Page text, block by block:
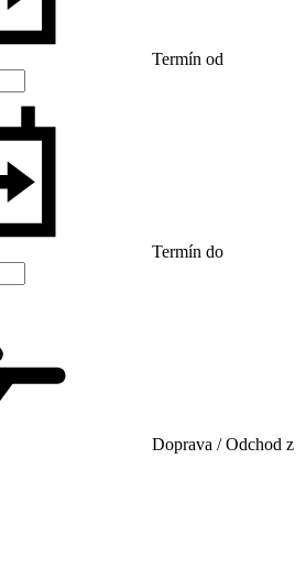
Termín od
Termín do
Doprava / Odchod z